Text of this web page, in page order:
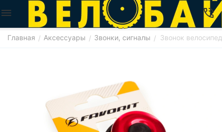
Главная / Аксессуары / Звонки, сигналы / Звонок